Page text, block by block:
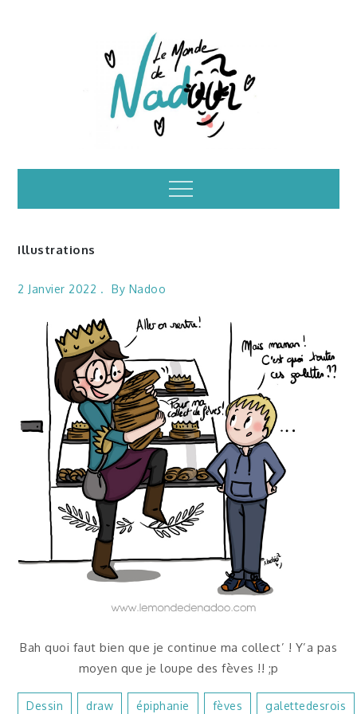
Illustrations – le
monde de Nadoo
Menu
Illustrations
2 Janvier 2022 By Nadoo
Bah quoi faut bien que je continue ma collect’ ! Y’a pas
moyen que je loupe des fèves !! ;p
Dessin Draw Épiphanie Fèves Galettedesrois